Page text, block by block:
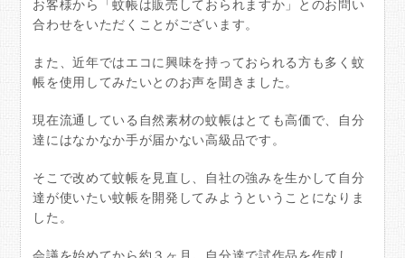
お客様から「蚊帳は販売しておられますか」とのお問い
合わせをいただくことがございます。
また、近年ではエコに興味を持っておられる方も多く蚊
帳を使用してみたいとのお声を聞きました。
現在流通している自然素材の蚊帳はとても高価で、自分
達にはなかなか手が届かない高級品です。
そこで改めて蚊帳を見直し、自社の強みを生かして自分
達が使いたい蚊帳を開発してみようということになりま
した。